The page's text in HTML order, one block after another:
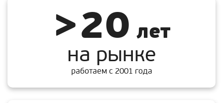
>20лет
на рынке
работаем с 2001 года